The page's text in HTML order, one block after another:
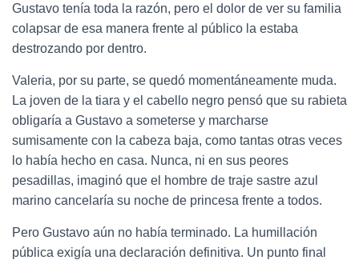
Gustavo tenía toda la razón, pero el dolor de ver su familia
colapsar de esa manera frente al público la estaba
destrozando por dentro.
Valeria, por su parte, se quedó momentáneamente muda.
La joven de la tiara y el cabello negro pensó que su rabieta
obligaría a Gustavo a someterse y marcharse
sumisamente con la cabeza baja, como tantas otras veces
lo había hecho en casa. Nunca, ni en sus peores
pesadillas, imaginó que el hombre de traje sastre azul
marino cancelaría su noche de princesa frente a todos.
Pero Gustavo aún no había terminado. La humillación
pública exigía una declaración definitiva. Un punto final